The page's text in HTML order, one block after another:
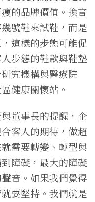
的品牌價值。換言
號鞋來試鞋，而是
這樣的步態可能促
步態的鞋款與鞋墊
究機構與醫療院
健康關懷站。
董事長的提醒，企
客人的期待，做超
需要轉變、轉型與
障礙，最大的障礙
音。如果我們覺得
要堅持。我們就是